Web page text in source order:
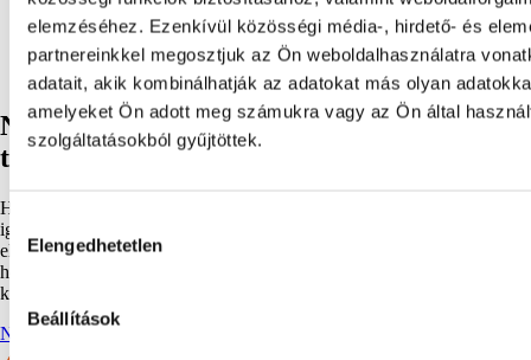
elemzéséhez. Ezenkívül közösségi média-, hirdető- és
partnereinkkel megosztjuk az Ön weboldalhasználatra
adatait, akik kombinálhatják az adatokat más olyan
amelyeket Ön adott meg számukra vagy az Ön által
szolgáltatásokból gyűjtöttek.
Hozzájárulás
kiválasztása
Elengedhetetlen
Beállítások
robusztus állvány
kármentő rendszer
Nem találod a számodra megfelelő
terméket?
Ha itt nem találsz olyan terméket, amely pontosan megfelel az
igényeidnek, ne aggódj! Tekintsd meg kész terveinket, ahol előre
elkészített termékterveket és rajzokat találsz. Ezek segíthetnek abban,
hogy gyorsabban megtaláld a megfelelő megoldást, vagy akár
kiindulási alapként szolgálhatnak egy egyedi termékhez.
NÉZD MEG KÉSZ TERVEINKET!